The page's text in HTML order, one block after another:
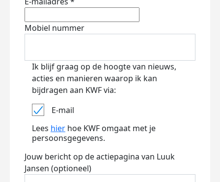
Mobiel nummer
Ik blijf graag op de hoogte van nieuws,
acties en manieren waarop ik kan
bijdragen aan KWF via:
E-mail
Lees hier hoe KWF omgaat met je
persoonsgegevens.
Jouw bericht op de actiepagina van Luuk
Jansen (optioneel)